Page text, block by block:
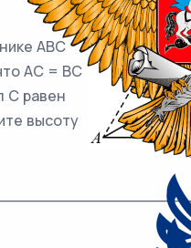
ABC
AC = BC
C равен
высоту